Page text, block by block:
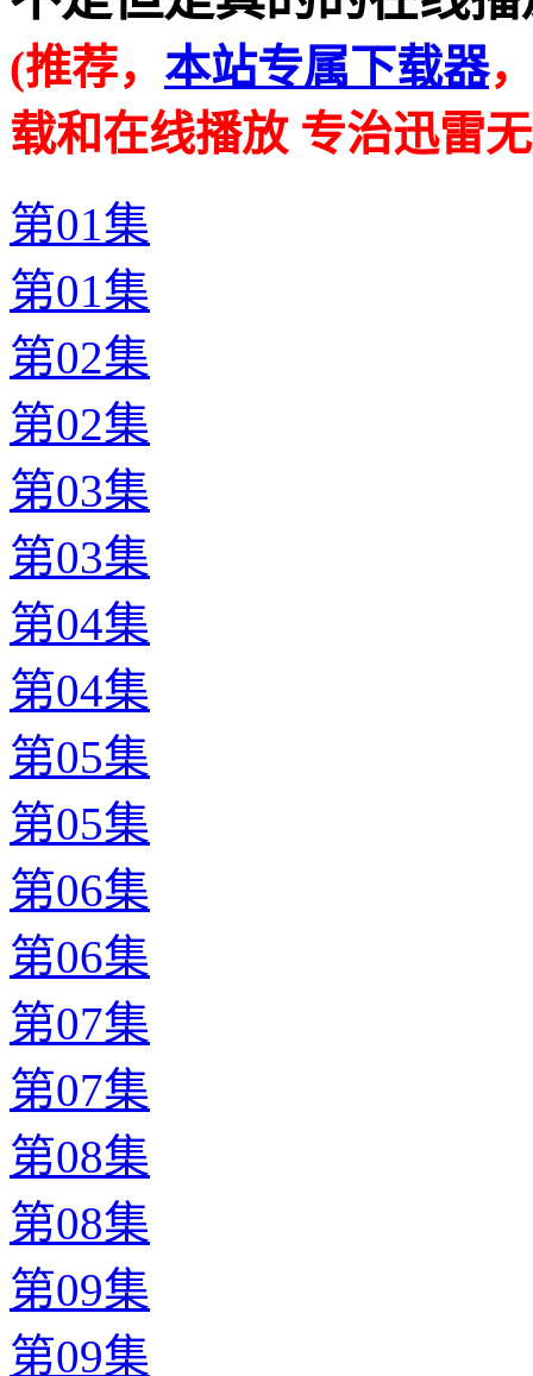
(推荐， 本站专属下载器
载和在线播放 专治迅雷
第01集
第01集
第02集
第02集
第03集
第03集
第04集
第04集
第05集
第05集
第06集
第06集
第07集
第07集
第08集
第08集
第09集
第09集